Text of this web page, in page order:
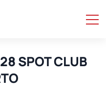
SPOT CLUB